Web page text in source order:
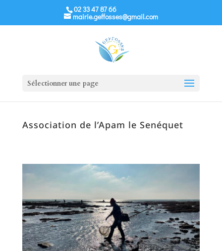
02 33 47 87 66
mairie.geffosses@gmail.com
Sélectionner une page
Association de l’Apam le Senéquet